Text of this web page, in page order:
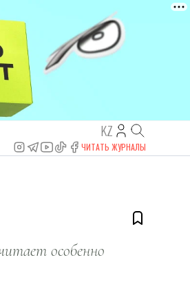
KZ
ЧИТАТЬ ЖУРНАЛЫ
особенно